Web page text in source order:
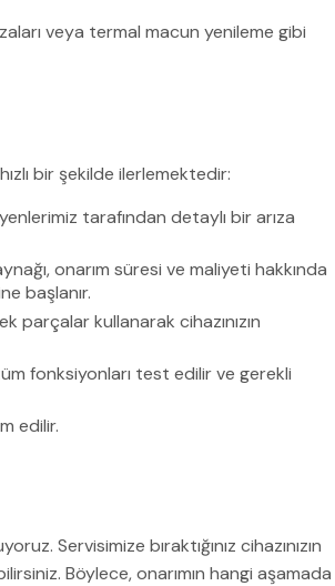
veya termal macun yenileme gibi
bir şekilde ilerlemektedir:
tarafından detaylı bir arıza
onarım süresi ve maliyeti hakkında
başlanır.
parçalar kullanarak cihazınızın
fonksiyonları test edilir ve gerekli
edilir.
Servisimize bıraktığınız cihazınızın
Böylece, onarımın hangi aşamada